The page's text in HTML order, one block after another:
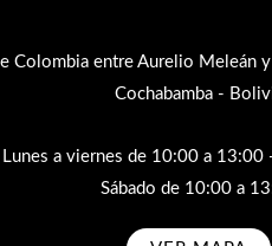
Colombia entre Aurelio Meleán
Cochabamba -
Lunes a viernes de 10:00 a
Sábado de 10:00 a